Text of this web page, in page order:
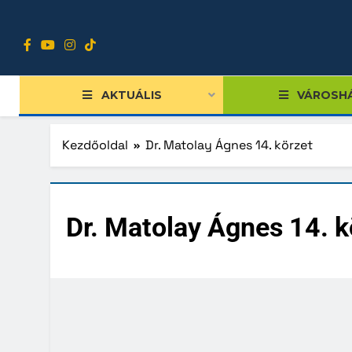
tartalomra
AKTUÁLIS
Kezdőoldal Dr. Matolay Ágnes 14. körzet
Dr. Matolay Ágnes 14.